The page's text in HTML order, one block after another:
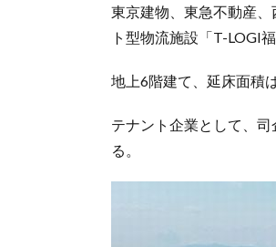
東京建物、東急不動産
ト型物流施設「T-LOGI
地上6階建て、延床面積
テナント企業として、
る。